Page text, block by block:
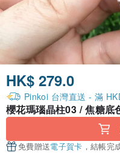
HK$ 279.0
Pinkoi 台灣直送 - 滿
櫻花瑪瑙晶柱03 / 焦糖底
免費贈送電子賀卡 ，結帳完